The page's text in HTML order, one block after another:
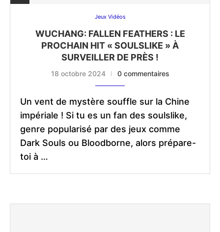
Jeux Vidéos
WUCHANG: FALLEN FEATHERS : LE
PROCHAIN HIT « SOULSLIKE » À
SURVEILLER DE PRÈS !
18 octobre 2024 0 commentaires
Un vent de mystère souffle sur la Chine
impériale ! Si tu es un fan des soulslike,
genre popularisé par des jeux comme
Dark Souls ou Bloodborne, alors prépare-
toi à …